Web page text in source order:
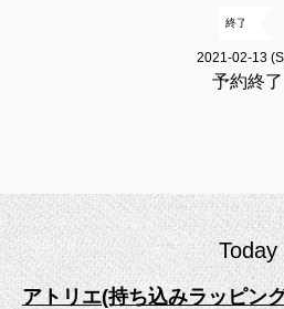
終了
2021-02-13
予約終了
Today
アトリエ(持ち込みラッピン